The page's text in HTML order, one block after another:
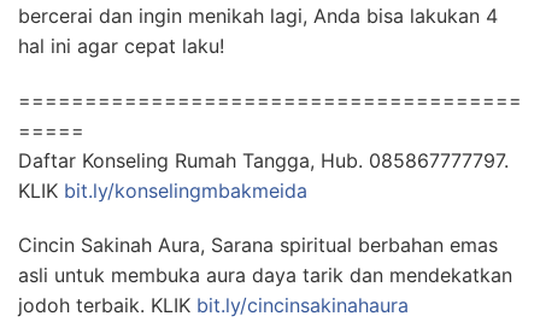
bercerai dan ingin menikah lagi, Anda bisa lakukan 4
hal ini agar cepat laku!
======================================
=====
Daftar Konseling Rumah Tangga, Hub. 085867777797.
KLIK bit.ly/konselingmbakmeida
Cincin Sakinah Aura, Sarana spiritual berbahan emas
asli untuk membuka aura daya tarik dan mendekatkan
jodoh terbaik. KLIK bit.ly/cincinsakinahaura